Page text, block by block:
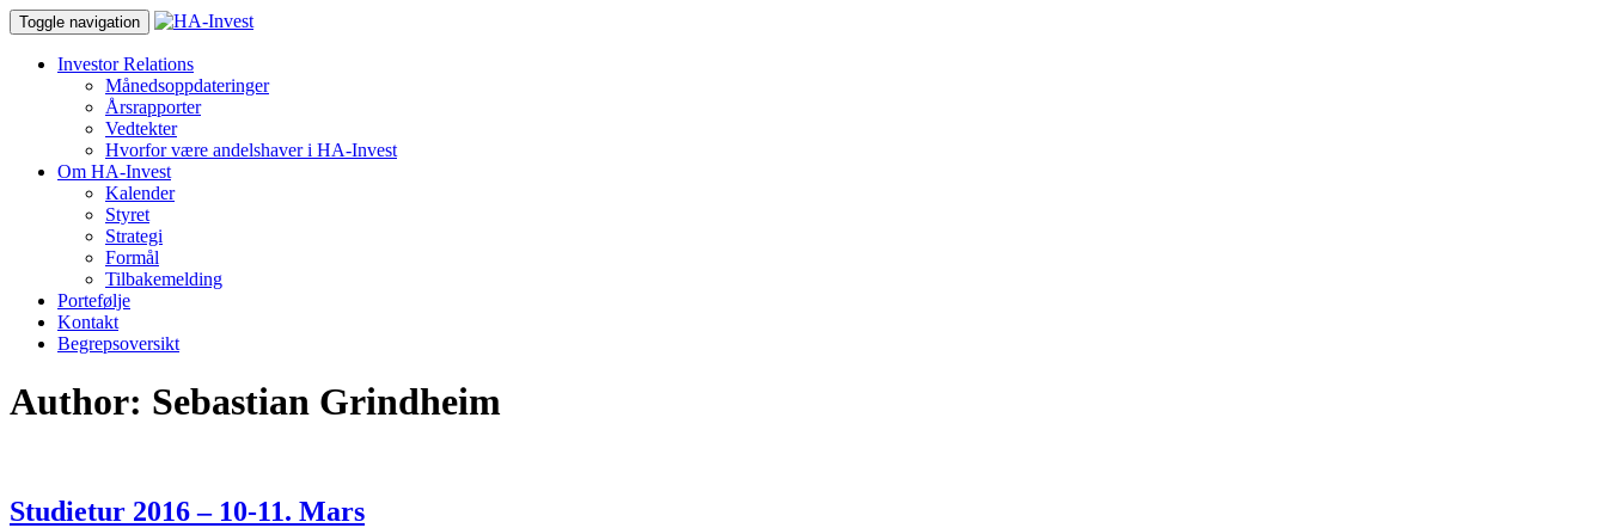
Toggle navigation
Investor Relations
Månedsoppdateringer
Årsrapporter
Vedtekter
Hvorfor være andelshaver i HA-Invest
Om HA-Invest
Kalender
Styret
Strategi
Formål
Tilbakemelding
Portefølje
Kontakt
Begrepsoversikt
Author: Sebastian Grindheim
Studietur 2016 – 10-11. Mars